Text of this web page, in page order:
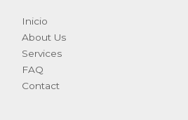
Inicio
About Us
Services
FAQ
Contact